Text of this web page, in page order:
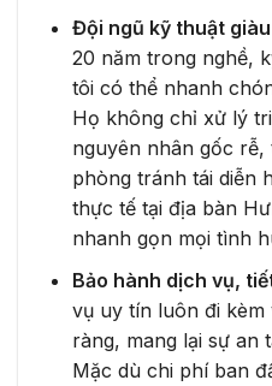
Đội ngũ kỹ thuật
20 năm trong nghề,
tôi có thể nhanh
Họ không chỉ xử lý
nguyên nhân gốc
phòng tránh tái diễn
thực tế tại địa bàn
nhanh gọn mọi tình
Bảo hành dịch vụ,
vụ uy tín luôn đi
ràng, mang lại sự an
Mặc dù chi phí ban